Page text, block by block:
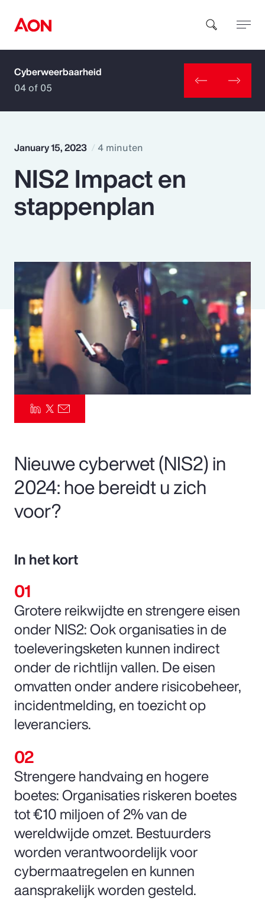
How can we help you?
Popular Searches
Insurance
Pay Transparency
Parametrics
Risk Management
Cyberweerbaarheid
04 of 05
January 15, 2023 4 minuten
NIS2 Impact en
stappenplan
Nieuwe cyberwet (NIS2) in
2024: hoe bereidt u zich
voor?
In het kort
Grotere reikwijdte en strengere eisen
onder NIS2: Ook organisaties in de
toeleveringsketen kunnen indirect
onder de richtlijn vallen. De eisen
omvatten onder andere risicobeheer,
incidentmelding, en toezicht op
leveranciers.
Strengere handvaing en hogere
boetes: Organisaties riskeren boetes
tot €10 miljoen of 2% van de
wereldwijde omzet. Bestuurders
worden verantwoordelijk voor
cybermaatregelen en kunnen
aansprakelijk worden gesteld.